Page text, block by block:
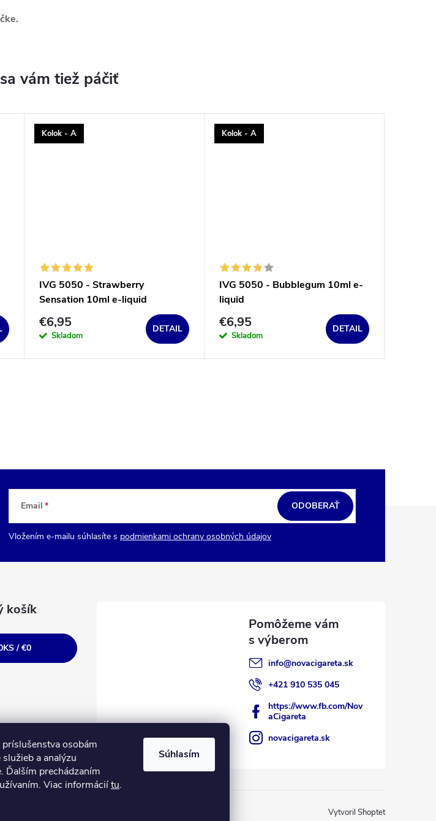
osobám
a analýzu
Ďalším prechádzaním
Viac informáciítu.
Súhlasím
Kolok - A
IVG 5050 - Strawberry
Sensation 10ml e-liquid
€6,95
Skladom
DETAIL
Kolok - A
IVG 5050 - Bubblegum 10ml e-
liquid
€6,95
Skladom
DETAIL
Email
Vložením e-mailu súhlasíte s podmienkami ochrany osobných údajov
ODOBERAŤ
košík
KS /€0
info@novacigareta.sk
+421 910 535 045
https://www.fb.com/Nov
aCigareta
novacigareta.sk
Vytvoril Shoptet